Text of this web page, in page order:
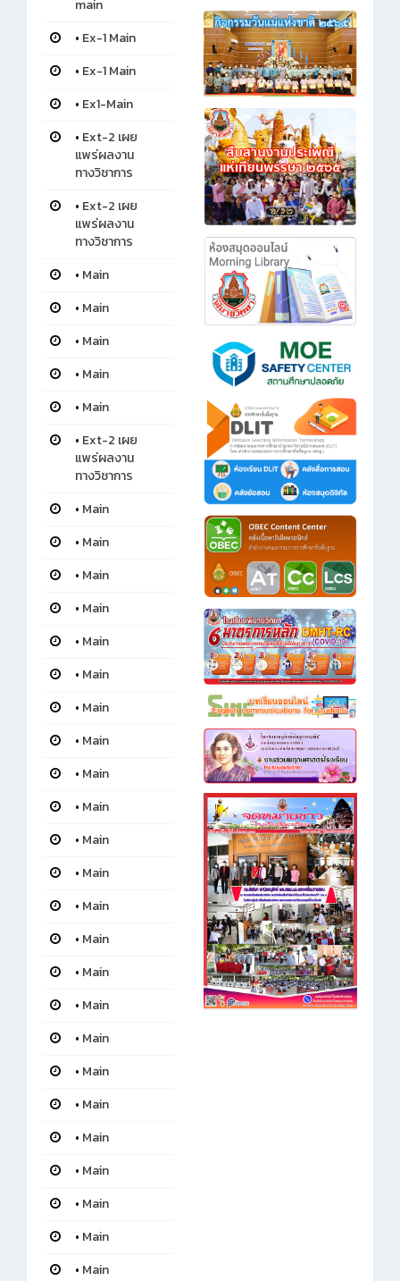
main
• Ex-1 Main
• Ex-1 Main
• Ex1-Main
• Ext-2 เผย
แพร่ผลงาน
ทางวิชาการ
• Ext-2 เผย
แพร่ผลงาน
ทางวิชาการ
• Main
• Main
• Main
• Main
• Main
• Ext-2 เผย
แพร่ผลงาน
ทางวิชาการ
• Main
• Main
• Main
• Main
• Main
• Main
• Main
• Main
• Main
• Main
• Main
• Main
• Main
• Main
• Main
• Main
• Main
• Main
• Main
• Main
• Main
• Main
• Main
• Main